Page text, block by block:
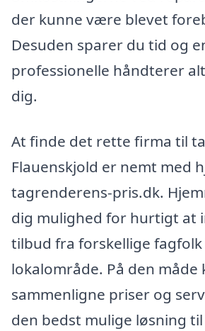
der kunne være blevet
Desuden sparer du tid og
professionelle håndterer
dig.
At finde det rette firma til
Flauenskjold er nemt med
tagrenderens-pris.dk.
dig mulighed for hurtigt at
tilbud fra forskellige
lokalområde. På den måde
sammenligne priser og
den bedst mulige løsning